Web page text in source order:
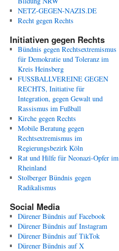
NETZ-GEGEN-NAZIS.DE
Recht gegen Rechts
Initiativen gegen Rechts
Bündnis gegen Rechtsextremismus
für Demokratie und Toleranz im
Kreis Heinsberg
FUSSBALLVEREINE GEGEN
RECHTS, Initiative für
Integration, gegen Gewalt und
Rassismus im Fußball
Kirche gegen Rechts
Mobile Beratung gegen
Rechtsextremismus im
Regierungsbezirk Köln
Rat und Hilfe für Neonazi-Opfer im
Rheinland
Stolberger Bündnis gegen
Radikalismus
Social Media
Dürener Bündnis auf Facebook
Dürener Bündnis auf Instagram
Dürener Bündnis auf TikTok
Dürener Bündnis auf X